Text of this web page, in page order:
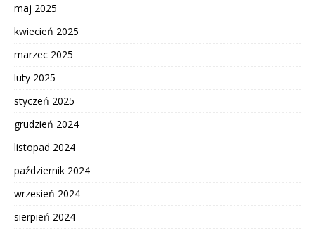
maj 2025
kwiecień 2025
marzec 2025
luty 2025
styczeń 2025
grudzień 2024
listopad 2024
październik 2024
wrzesień 2024
sierpień 2024